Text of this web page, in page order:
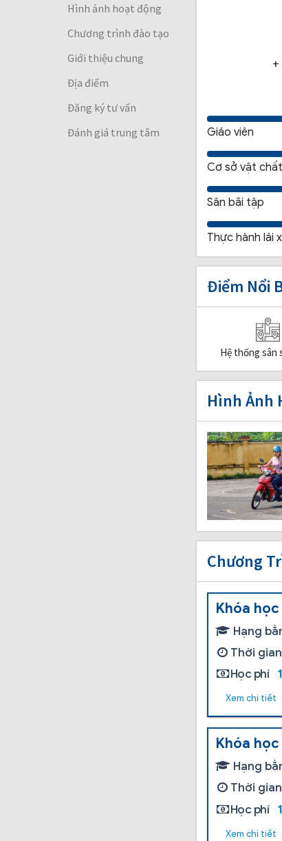
Hình ảnh hoạt động
Chương trình đào tạo
Giới thiệu chung
Địa điểm
Đăng ký tư vấn
Đánh giá trung tâm
Giáo viên
Cơ sở vật chất
Sân bãi tập
Thực hành lái
Điểm Nổi
Hệ thống sân
Hình Ảnh
Chương
Khóa
Hạng
Thời
Học phí
Xem chi tiết
Khóa
Hạng
Thời
Học phí
Xem chi tiết